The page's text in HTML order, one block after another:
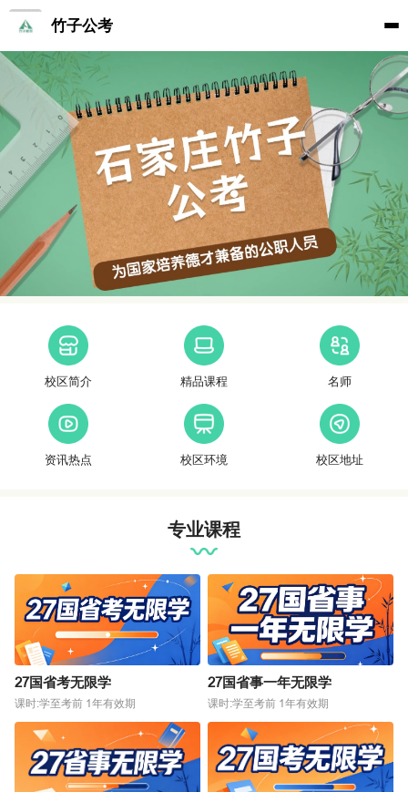
竹子公考
校区简介 精品课程 名师
资讯热点 校区环境 校区地址
专业课程
27国省考无限学
课时:学至考前 1年有效期
27国省事一年无限学
课时:学至考前 1年有效期